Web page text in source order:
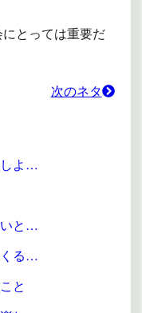
とっては重要だ
次のネタ
しよ…
いと…
くる…
と